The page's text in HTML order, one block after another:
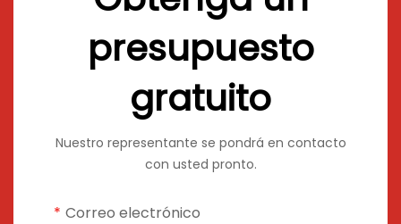
presupuesto
gratuito
Nuestro representante se pondrá en contacto
con usted pronto.
Correo electrónico